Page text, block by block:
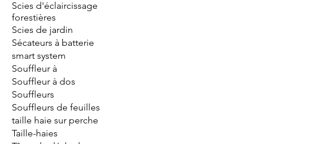
Scies d'éclaircissage
forestières
Scies de jardin
Sécateurs à batterie
smart system
Souffleur à
Souffleur à dos
Souffleurs
Souffleurs de feuilles
taille haie sur perche
Taille-haies